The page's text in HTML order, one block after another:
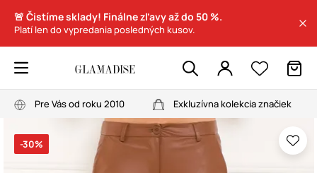
🚨 Čistíme sklady! Finálne zľavy až do 50 %.
Platí len do vypredania posledných kusov.
Pre Vás od roku 2010 Exkluzívna kolekcia značiek
-30%